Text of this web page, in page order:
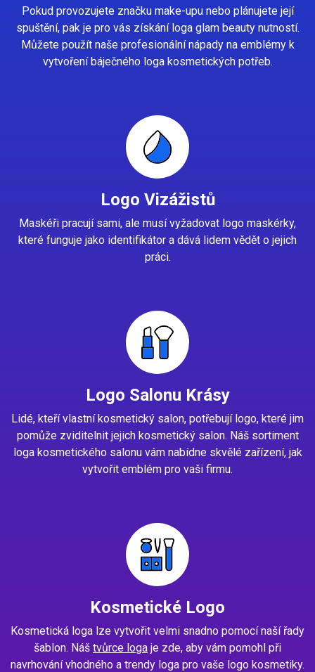
Pokud provozujete značku make-upu nebo plánujete její
spuštění, pak je pro vás získání loga glam beauty nutností.
Můžete použít naše profesionální nápady na emblémy k
vytvoření báječného loga kosmetických potřeb.
Logo Vizážistů
Maskéři pracují sami, ale musí vyžadovat logo maskérky,
které funguje jako identifikátor a dává lidem vědět o jejich
práci.
Logo Salonu Krásy
Lidé, kteří vlastní kosmetický salon, potřebují logo, které jim
pomůže zviditelnit jejich kosmetický salon. Náš sortiment
loga kosmetického salonu vám nabídne skvělé zařízení, jak
vytvořit emblém pro vaši firmu.
Kosmetické Logo
Kosmetická loga lze vytvořit velmi snadno pomocí naší řady
šablon. Náš tvůrce loga je zde, aby vám pomohl při
navrhování vhodného a trendy loga pro vaše logo kosmetiky.